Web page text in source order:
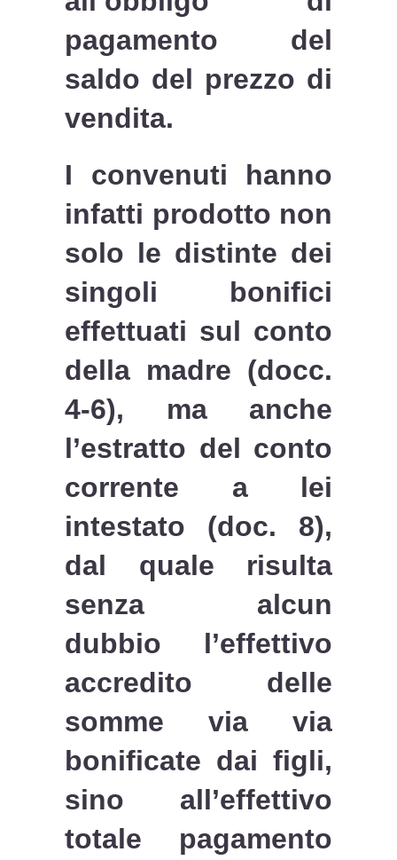
pagamento del
saldo del prezzo di
vendita.
I convenuti hanno
infatti prodotto non
solo le distinte dei
singoli bonifici
effettuati sul conto
della madre (docc.
4-6), ma anche
l’estratto del conto
corrente a lei
intestato (doc. 8),
dal quale risulta
senza alcun
dubbio l’effettivo
accredito delle
somme via via
bonificate dai figli,
sino all’effettivo
totale pagamento